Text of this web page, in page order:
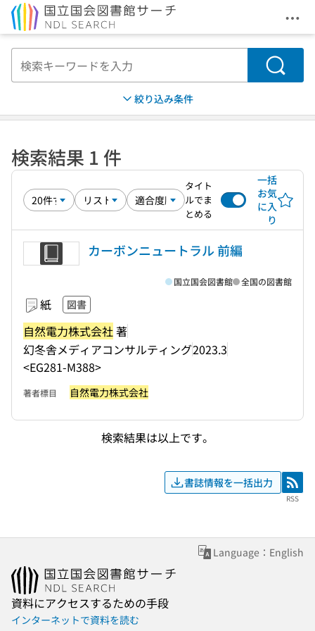
メ
検索
絞り込み条件
検索結果 1 件
タイト
ルでま
とめる
一括
お気
に入
り
カーボンニュートラル 前編
紙 図書
自然電力株式会社著
幻冬舎メディアコンサルティング2023.3
<EG281-M388>
国立国会図書館 全国の図書館
著者標目 自然電力株式会社
検索結果は以上です。
書誌情報を一括出力 RSS
RSS
Language：English
資料にアクセスするための手段
インターネットで資料を読む